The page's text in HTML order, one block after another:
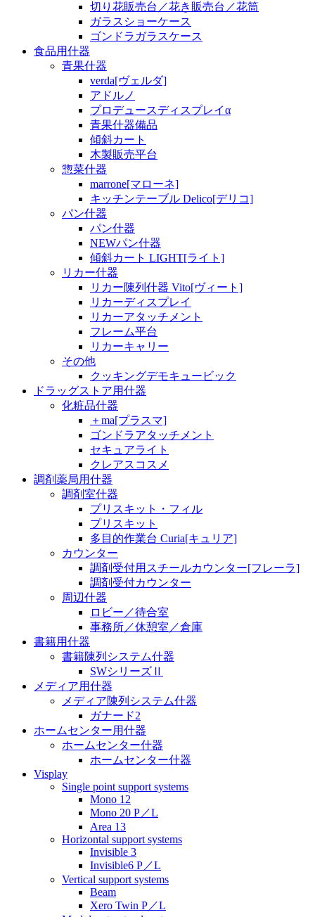
切り花販売台／花き販売台／花筒
ガラスショーケース
ゴンドラガラスケース
食品用什器
青果什器
verda[ヴェルダ]
アドルノ
プロデュースディスプレイα
青果什器備品
傾斜カート
木製販売平台
惣菜什器
marrone[マローネ]
キッチンテーブル Delico[デリコ]
パン什器
パン什器
NEWパン什器
傾斜カート LIGHT[ライト]
リカー什器
リカー陳列什器 Vito[ヴィート]
リカーディスプレイ
リカーアタッチメント
フレーム平台
リカーキャリー
その他
クッキングデモキュービック
ドラッグストア用什器
化粧品什器
＋ma[プラスマ]
ゴンドラアタッチメント
セキュアライト
クレアスコスメ
調剤薬局用什器
調剤室什器
プリスキット・フィル
プリスキット
多目的作業台 Curia[キュリア]
カウンター
調剤受付用スチールカウンター[フレーラ]
調剤受付カウンター
周辺什器
ロビー／待合室
事務所／休憩室／倉庫
書籍用什器
書籍陳列システム什器
SWシリーズⅡ
メディア用什器
メディア陳列システム什器
ガナード2
ホームセンター用什器
ホームセンター什器
ホームセンター什器
Visplay
Single point support systems
Mono 12
Mono 20 P／L
Area 13
Horizontal support systems
Invisible 3
Invisible6 P／L
Vertical support systems
Beam
Xero Twin P／L